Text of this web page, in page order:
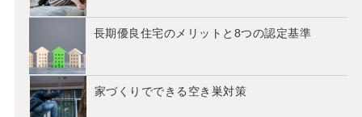
長期優良住宅のメリットと8つの認定基準
家づくりでできる空き巣対策